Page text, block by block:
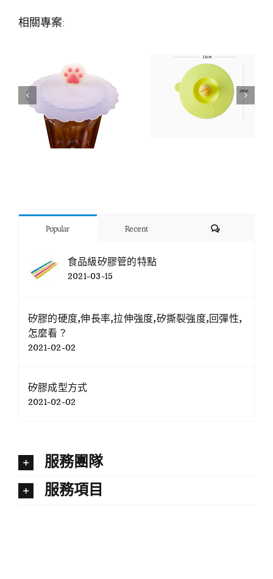
相關專案:
Popular Recent Comments
食品級矽膠管的特點
2021-03-15
矽膠的硬度,伸長率,拉伸強度,矽撕裂強度,回彈性,
怎麼看？
2021-02-02
矽膠成型方式
2021-02-02
服務團隊
服務項目